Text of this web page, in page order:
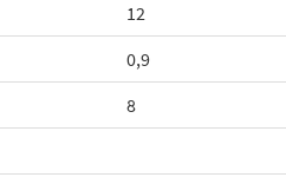
12
0,9
8